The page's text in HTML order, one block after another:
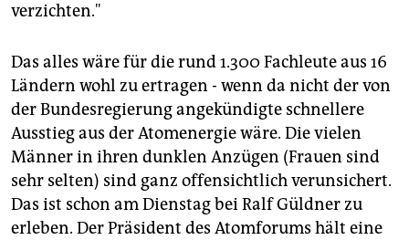
verzichten."
Das alles wäre für die rund 1.300 Fachleute aus 16
Ländern wohl zu ertragen - wenn da nicht der von
der Bundesregierung angekündigte schnellere
Ausstieg aus der Atomenergie wäre. Die vielen
Männer in ihren dunklen Anzügen (Frauen sind
sehr selten) sind ganz offensichtlich verunsichert.
Das ist schon am Dienstag bei Ralf Güldner zu
erleben. Der Präsident des Atomforums hält eine